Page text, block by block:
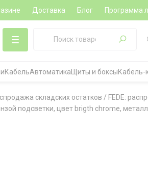
Доставка Блог Программа
КабельАвтоматика Щиты и боксыКабель-
складских остатков / FEDE:
подсветки, цвет brigth chrome,